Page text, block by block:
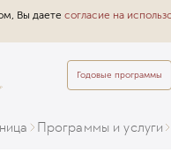
Вы даете согласие на
Годовые программы
Программы и услуги